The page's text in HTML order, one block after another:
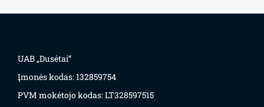
UAB „Dusėtai“
Įmonės kodas: 132859754
PVM mokėtojo kodas: LT328597515